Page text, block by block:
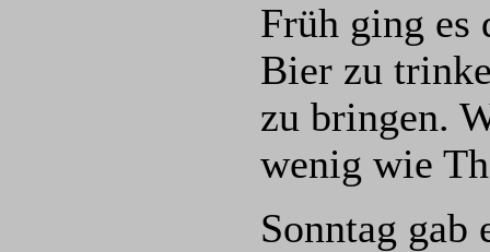
Früh ging es
Bier zu
zu bringen.
wenig wie
Sonntag